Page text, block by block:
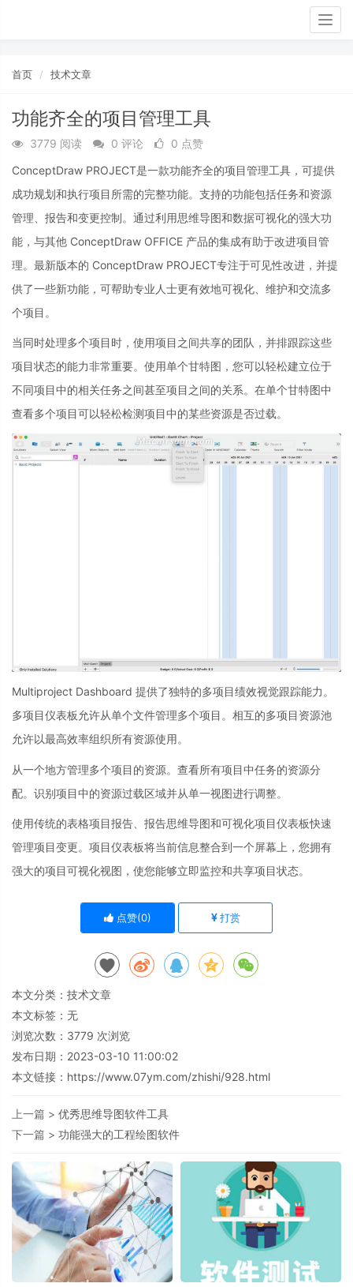
首页 技术文章
功能齐全的项目管理工具
3779 阅读 0 评论
0 点赞
ConceptDraw PROJECT是一款功能齐全的项目管理工具，可提供
成功规划和执行项目所需的完整功能。支持的功能包括任务和资源
管理、报告和变更控制。通过利用思维导图和数据可视化的强大功
能，与其他 ConceptDraw OFFICE 产品的集成有助于改进项目管
理。最新版本的 ConceptDraw PROJECT专注于可见性改进，并提
供了一些新功能，可帮助专业人士更有效地可视化、维护和交流多
个项目。
当同时处理多个项目时，使用项目之间共享的团队，并排跟踪这些
项目状态的能力非常重要。使用单个甘特图，您可以轻松建立位于
不同项目中的相关任务之间甚至项目之间的关系。在单个甘特图中
查看多个项目可以轻松检测项目中的某些资源是否过载。
Multiproject Dashboard 提供了独特的多项目绩效视觉跟踪能力。
多项目仪表板允许从单个文件管理多个项目。相互的多项目资源池
允许以最高效率组织所有资源使用。
从一个地方管理多个项目的资源。查看所有项目中任务的资源分
配。识别项目中的资源过载区域并从单一视图进行调整。
使用传统的表格项目报告、报告思维导图和可视化项目仪表板快速
管理项目变更。项目仪表板将当前信息整合到一个屏幕上，您拥有
强大的项目可视化视图，使您能够立即监控和共享项目状态。
点赞(0) 打赏
本文分类： 技术文章
本文标签：无
浏览次数： 3779 次浏览
发布日期：2023-03-10 11:00:02
本文链接： https://www.07ym.com/zhishi/928.html
上一篇 > 优秀思维导图软件工具
下一篇 > 功能强大的工程绘图软件